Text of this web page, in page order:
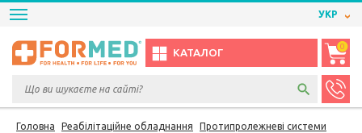
УКР
КАТАЛОГ
0
Головна Реабілітаційне обладнання
Протипролежневі системи